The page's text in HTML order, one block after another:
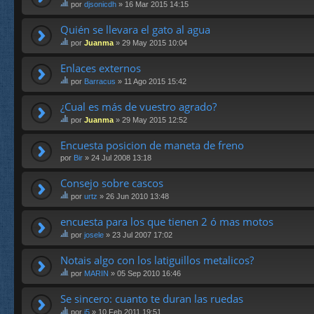
en
cu
es
ta.
m
a
tie
ne
en
cu
es
ta.
st
e
te
m
a
tie
ne
en
cu
es
ta.
por djsonicdh » 16 Mar 2015 14:15
Quién se llevara el gato al agua
st
e
te
m
a
tie
ne
en
cu
es
ta.
por Juanma » 29 May 2015 10:04
Enlaces externos
st
te
m
a
tie
un
en
cu
es
por Barracus » 11 Ago 2015 15:42
¿Cual es más de vuestro agrado?
st
e
te
m
tie
ne
en
cu
es
ta.
por Juanma » 29 May 2015 12:52
Encuesta posicion de maneta de freno
por Bir » 24 Jul 2008 13:18
Consejo sobre cascos
st
te
m
a
tie
ne
en
cu
por urtz » 26 Jun 2010 13:48
encuesta para los que tienen 2 ó mas motos
st
e
te
m
a
tie
ne
por josele » 23 Jul 2007 17:02
Notais algo con los latiguillos metalicos?
st
e
te
por MARIN » 05 Sep 2010 16:46
Se sincero: cuanto te duran las ruedas
por j5 » 10 Feb 2011 19:51